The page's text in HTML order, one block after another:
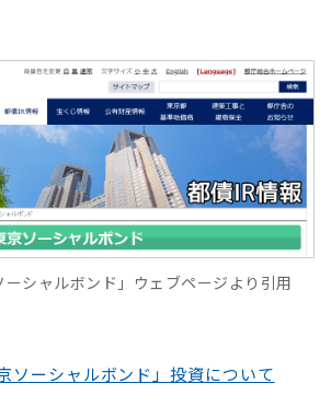
シャルボンド」ウェブページより引用
ソーシャルボンド」投資について